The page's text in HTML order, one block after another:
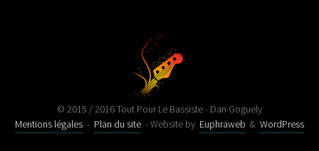
© 2015 / 2016 Tout Pour Le Bassiste - Dan Goguely
Mentions légales - Plan du site - Website by Euphraweb & WordPress